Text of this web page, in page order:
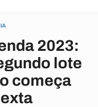
2023:
lote
começa